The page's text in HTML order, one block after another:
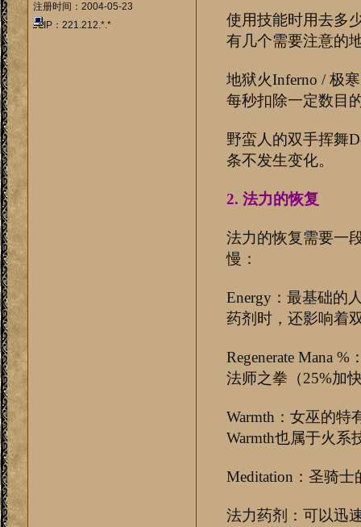
注册时间：2004-05-23
IP：221.212.*.*
使用技能时用去多
有几个需要注意的
地狱火Inferno / 极
每秒扣除一定数目
野蛮人的双手挥舞
条不发生变化。
2. 法力的恢复
法力的恢复需要一
慢：
Energy：最基础的
药剂时，还影响着
Regenerate Mana
法师之拳（25%加
Warmth：女巫的特
Warmth也属于火系
Meditation：圣骑士
法力药剂：可以迅